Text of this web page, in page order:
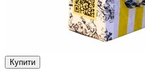
Купити